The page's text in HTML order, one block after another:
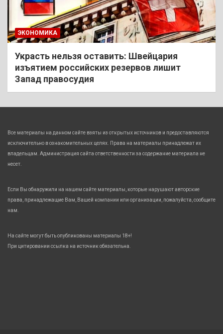
ЭКОНОМИКА
Украсть нельзя оставить: Швейцария
изъятием российских резервов лишит
Запад правосудия
Все материалы на данном сайте взяты из открытых источников и предоставляются
исключительно в ознакомительных целях. Права на материалы принадлежат их
владельцам. Администрация сайта ответственности за содержание материала не
несет.
Если Вы обнаружили на нашем сайте материалы, которые нарушают авторские
права, принадлежащие Вам, Вашей компании или организации, пожалуйста, сообщите
нам.
На сайте могут быть опубликованы материалы 18+!
При цитировании ссылка на источник обязательна.